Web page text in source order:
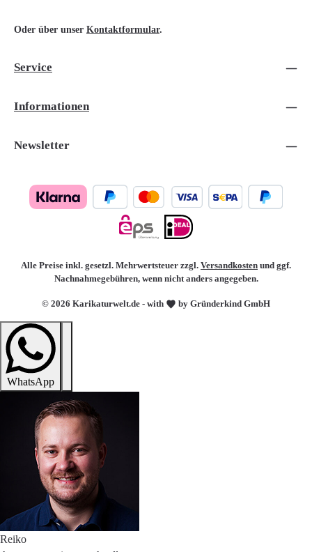
Oder über unser Kontaktformular.
Service
Informationen
Newsletter
© 2026 Karikaturwelt.de - with by Gründerkind GmbH
Alle Preise inkl. gesetzl. Mehrwertsteuer zzgl. Versandkosten und ggf.
Nachnahmegebühren, wenn nicht anders angegeben.
WhatsApp
Reiko